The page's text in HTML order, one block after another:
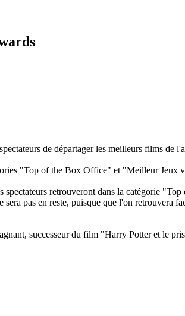
de départager les meilleurs films de
"Top of the Box Office" et "Meilleur Jeux
spectateurs retrouveront dans la catégorie
pas en reste, puisque que l'on
successeur du film "Harry Potter et le